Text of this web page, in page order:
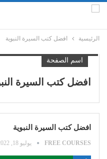
الرئيسية افضل كتب السيرة النبوية
اسم الصفحة
افضل كتب السيرة
افضل كتب السيرة النبوية
FREE COURSES يوليو 18, 2022